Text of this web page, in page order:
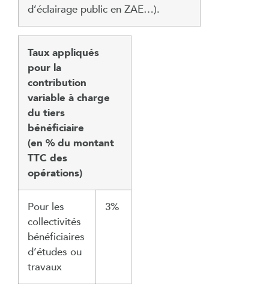
d’éclairage public en ZAE…).
Taux appliqués
pour la
contribution
variable à charge
du tiers
bénéficiaire
(en % du montant
TTC des
opérations)
Pour les
collectivités
bénéficiaires
d’études ou
travaux
3%